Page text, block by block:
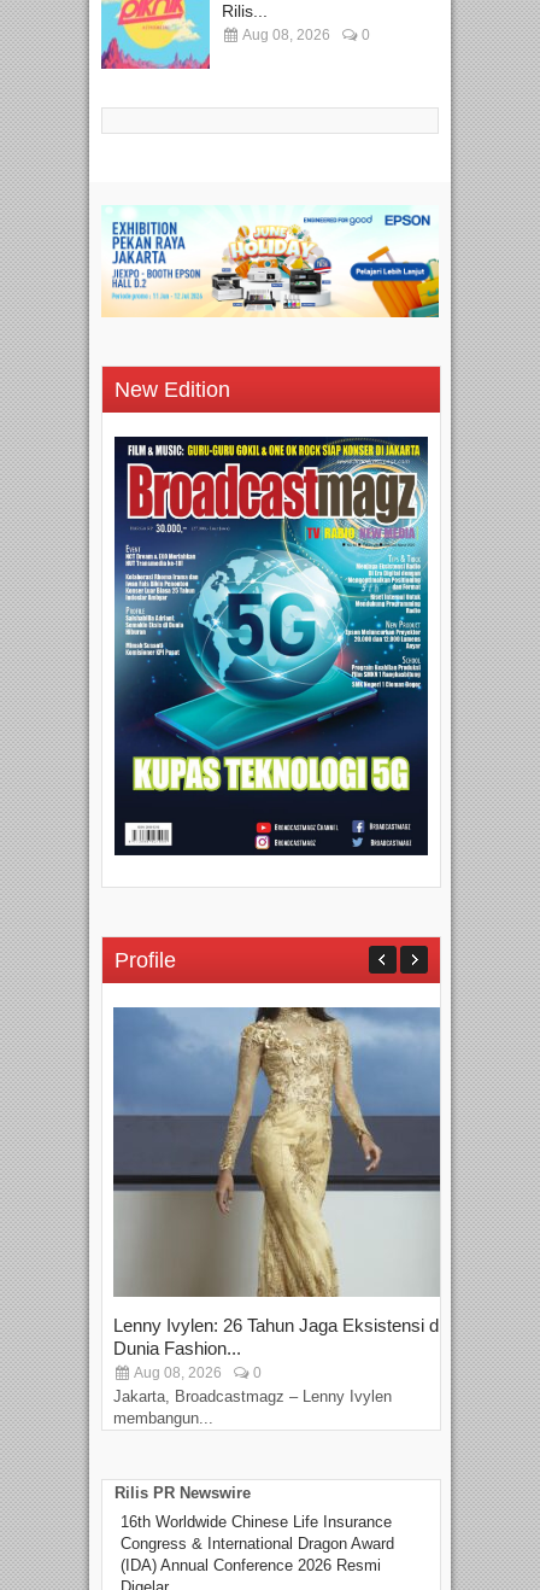
Rilis...
Aug 08, 2026 0
New Edition
Profile
Lenny Ivylen: 26 Tahun Jaga Eksistensi di
Dunia Fashion...
Aug 08, 2026 0
Jakarta, Broadcastmagz – Lenny Ivylen
membangun...
Rilis PR Newswire
16th Worldwide Chinese Life Insurance
Congress & International Dragon Award
(IDA) Annual Conference 2026 Resmi